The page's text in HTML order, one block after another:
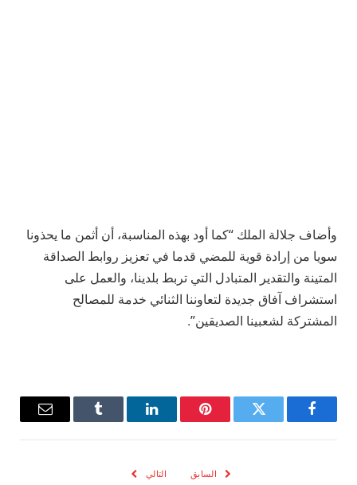
وأضاف جلالة الملك “كما أود بهذه المناسبة، أن أثمن ما يحذونا
سويا من إرادة قوية للمضي قدما في تعزيز روابط الصداقة
المتينة والتقدير المتبادل التي تربط بلدينا، والعمل على
استشراف آفاق جديدة لتعاوننا الثنائي خدمة للمصالح
المشتركة لشعبينا الصديقين”.
فيسبوك تويتر بينتيريستلينكدإن Tumblr
البريد
السابق التالي